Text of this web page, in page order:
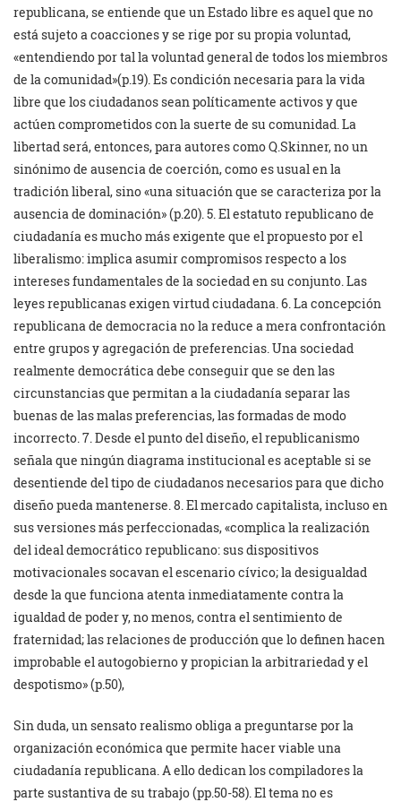
republicana, se entiende que un Estado libre es aquel que no
está sujeto a coacciones y se rige por su propia voluntad,
«entendiendo por tal la voluntad general de todos los miembros
de la comunidad»(p.19). Es condición necesaria para la vida
libre que los ciudadanos sean políticamente activos y que
actúen comprometidos con la suerte de su comunidad. La
libertad será, entonces, para autores como Q.Skinner, no un
sinónimo de ausencia de coerción, como es usual en la
tradición liberal, sino «una situación que se caracteriza por la
ausencia de dominación» (p.20). 5. El estatuto republicano de
ciudadanía es mucho más exigente que el propuesto por el
liberalismo: implica asumir compromisos respecto a los
intereses fundamentales de la sociedad en su conjunto. Las
leyes republicanas exigen virtud ciudadana. 6. La concepción
republicana de democracia no la reduce a mera confrontación
entre grupos y agregación de preferencias. Una sociedad
realmente democrática debe conseguir que se den las
circunstancias que permitan a la ciudadanía separar las
buenas de las malas preferencias, las formadas de modo
incorrecto. 7. Desde el punto del diseño, el republicanismo
señala que ningún diagrama institucional es aceptable si se
desentiende del tipo de ciudadanos necesarios para que dicho
diseño pueda mantenerse. 8. El mercado capitalista, incluso en
sus versiones más perfeccionadas, «complica la realización
del ideal democrático republicano: sus dispositivos
motivacionales socavan el escenario cívico; la desigualdad
desde la que funciona atenta inmediatamente contra la
igualdad de poder y, no menos, contra el sentimiento de
fraternidad; las relaciones de producción que lo definen hacen
improbable el autogobierno y propician la arbitrariedad y el
despotismo» (p.50),
Sin duda, un sensato realismo obliga a preguntarse por la
organización económica que permite hacer viable una
ciudadanía republicana. A ello dedican los compiladores la
parte sustantiva de su trabajo (pp.50-58). El tema no es